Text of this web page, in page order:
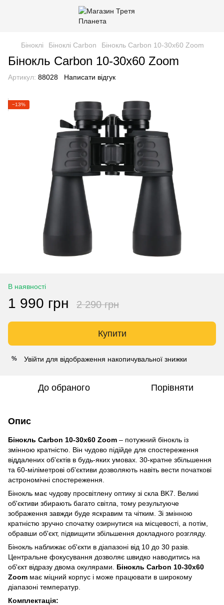
Біноклі Біноклі Carbon Бінокль Carbon 10-30x60 Zoom
Бінокль Carbon 10-30x60 Zoom
Артикул: 88028 Написати відгук
−13%
В наявності
1 990 грн 2 290 грн
Купити
% Увійти для відображення накопичувальної знижки
До обраного Порівняти
Опис
Бінокль Carbon 10-30x60 Zoom – потужний бінокль із
змінною кратністю. Він чудово підійде для спостереження
віддалених об'єктів в будь-яких умовах. 30-кратне збільшення
та 60-міліметрові об'єктиви дозволяють навіть вести початкові
астрономічні спостереження.
Бінокль має чудову просвітлену оптику зі скла BK7. Великі
об'єктиви збирають багато світла, тому результуюче
зображення завжди буде яскравим та чітким. Зі змінною
кратністю зручно спочатку озирнутися на місцевості, а потім,
обравши об'єкт, підвищити збільшення докладного розгляду.
Бінокль наближає об'єкти в діапазоні від 10 до 30 разів.
Центральне фокусування дозволяє швидко наводитись на
об'єкт відразу двома окулярами. Бінокль Carbon 10-30x60
Zoom має міцний корпус і може працювати в широкому
діапазоні температур.
Комплектація: